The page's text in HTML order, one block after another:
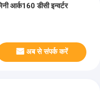
आर्क160 डीसी इन्वर्टर
अब से संपर्क करें